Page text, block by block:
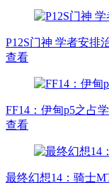
P12S门神 学者安排
查看
FF14：伊甸p5之占
查看
最终幻想14：骑士